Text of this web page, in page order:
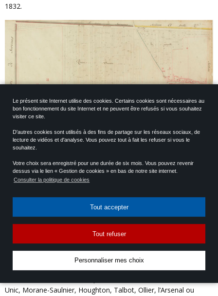
Le présent site Internet utilise des cookies. Certains cookies sont nécessaires au
bon fonctionnement du site Internet et ne peuvent être refusés si vous souhaitez
visiter ce site.
D'autres cookies sont utilisés à des fins de partage sur les réseaux sociaux, de
lecture de vidéos et d'analyse. Vous pouvez tout à fait les refuser si vous le
souhaitez.
Votre choix sera enregistré pour une durée de six mois. Vous pouvez revenir
dessus via le lien « Gestion de cookies » en bas de notre site internet.
Consulter la politique de cookies
Tout accepter
Tout refuser
Personnaliser mes choix
1832.
Extrait du cadastre de 1812. Le château et son parc se trouvent sur l’extrême
La demeure est alors cédée à un notaire, M. Dentend qui le met
en location à des manufacturiers. Vers 1836 s’installent des
ateliers d’impression sur étoffes ; vers 1842 un atelier de
corroierie. En 1873, c’est le patronage paroissial “Le Navire” qui y
prend place.
Un incendie se déclenche dans le château en 1881. Les dégâts
Unic, Morane-Saulnier, Houghton, Talbot, Ollier, l’Arsenal ou